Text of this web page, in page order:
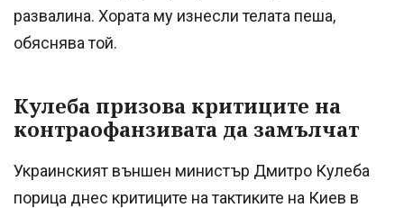
развалина. Хората му изнесли телата пеша,
обяснява той.
Кулеба призова критиците на
контраофанзивата да замълчат
Украинският външен министър Дмитро Кулеба
порица днес критиците на тактиките на Киев в